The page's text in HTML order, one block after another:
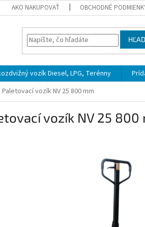
AKO NAKUPOVAŤ OBCHODNÉ
vozík Diesel, LPG, Terénny
Paletovací vozík NV 25 800 mm
vozík NV 25 800